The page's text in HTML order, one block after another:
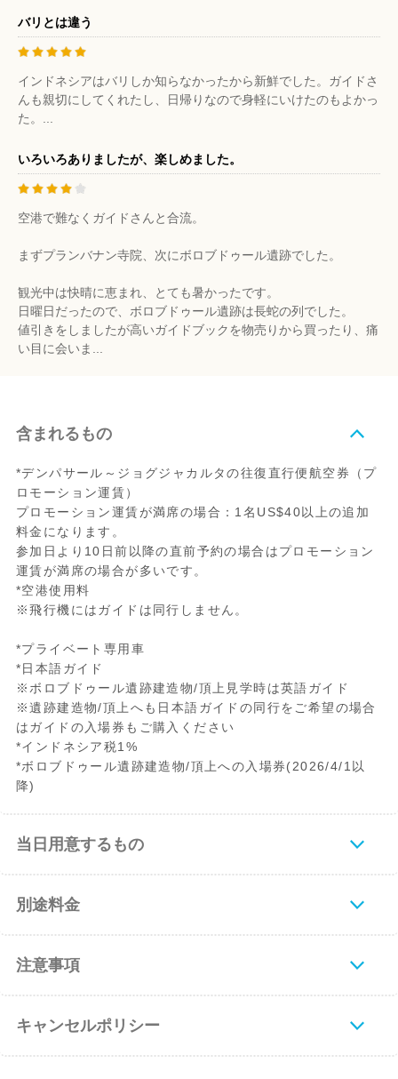
バリとは違う
インドネシアはバリしか知らなかったから新鮮でした。ガイドさ
んも親切にしてくれたし、日帰りなので身軽にいけたのもよかっ
た。...
いろいろありましたが、楽しめました。
空港で難なくガイドさんと合流。
まずプランバナン寺院、次にボロブドゥール遺跡でした。
観光中は快晴に恵まれ、とても暑かったです。
日曜日だったので、ボロブドゥール遺跡は長蛇の列でした。
値引きをしましたが高いガイドブックを物売りから買ったり、痛
い目に会いま...
含まれるもの
*デンパサール～ジョグジャカルタの往復直行便航空券（プ
ロモーション運賃）
プロモーション運賃が満席の場合：1名US$40以上の追加
料金になります。
参加日より10日前以降の直前予約の場合はプロモーション
運賃が満席の場合が多いです。
*空港使用料
※飛行機にはガイドは同行しません。
*プライベート専用車
*日本語ガイド
※ボロブドゥール遺跡建造物/頂上見学時は英語ガイド
※遺跡建造物/頂上へも日本語ガイドの同行をご希望の場合
はガイドの入場券もご購入ください
*インドネシア税1%
*ボロブドゥール遺跡建造物/頂上への入場券(2026/4/1以
降)
当日用意するもの
別途料金
注意事項
キャンセルポリシー